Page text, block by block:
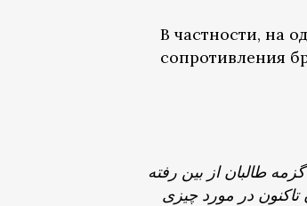
В частности, на
сопротивления
طالبان از بین رفته
در مورد چیزی